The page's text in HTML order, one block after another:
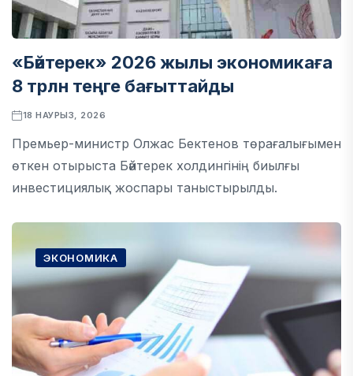
«Бәйтерек» 2026 жылы экономикаға
8 трлн теңге бағыттайды
18 НАУРЫЗ, 2026
Премьер-министр Олжас Бектенов төрағалығымен
өткен отырыста Бәйтерек холдингінің биылғы
инвестициялық жоспары таныстырылды.
ЭКОНОМИКА